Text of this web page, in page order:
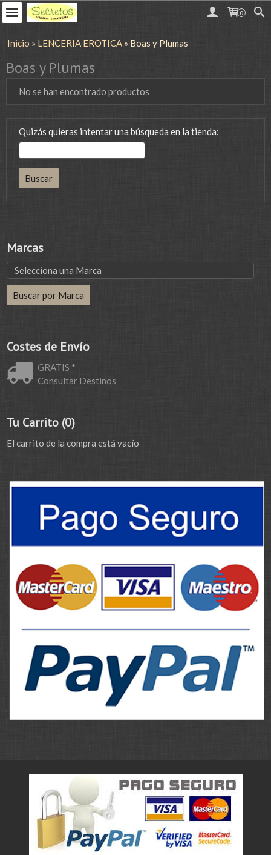
0
Marcas
Costes de Envío
GRATIS *
Consultar Destinos
Tu Carrito (0)
El carrito de la compra está vacío
Inicio » LENCERIA EROTICA » Boas y Plumas
Boas y Plumas
No se han encontrado productos
Quizás quieras intentar una búsqueda en la tienda: